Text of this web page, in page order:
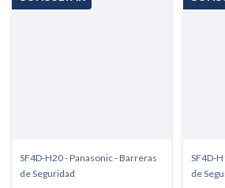
SF4D-H20 - Panasonic - Barreras
de Seguridad
SF4D-
de